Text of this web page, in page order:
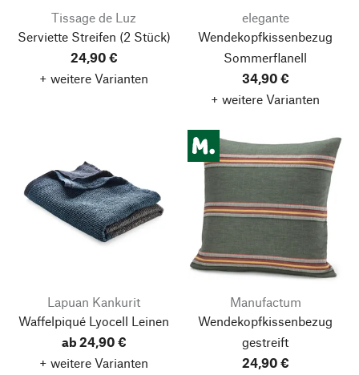
Tissage de Luz
Serviette Streifen (2 Stück)
24,90 €
+ weitere Varianten
elegante
Wendekopfkissenbezug
Sommerflanell
34,90 €
+ weitere Varianten
Lapuan Kankurit
Waffelpiqué Lyocell Leinen
ab 24,90 €
+ weitere Varianten
Manufactum
Wendekopfkissenbezug
gestreift
24,90 €
Nach oben